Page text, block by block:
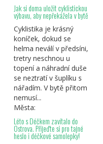
Jak si doma uložit cyklistickou
výbavu, aby nepřekážela v bytě
Cyklistika je krásný
koníček, dokud se
helma neválí v předsíni,
tretry neschnou u
topení a náhradní duše
se neztratí v šuplíku s
nářadím. V bytě přitom
nemusí...
Města:
Léto s Déčkem zavítalo do
Ostrova. Přijeďte si pro tajné
heslo i déčkové samolepky!